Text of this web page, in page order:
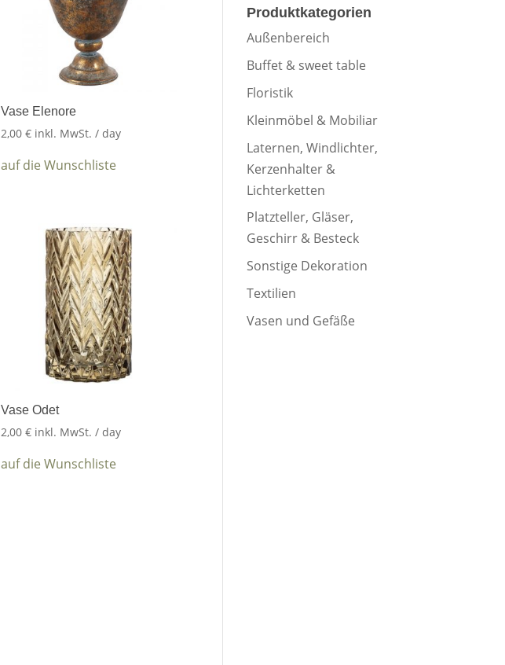
Vase Elenore
2,00 € inkl. MwSt. / day
auf die Wunschliste
Vase Odet
2,00 € inkl. MwSt. / day
auf die Wunschliste
Produktkategorien
Außenbereich
Buffet & sweet table
Floristik
Kleinmöbel & Mobiliar
Laternen, Windlichter,
Kerzenhalter &
Lichterketten
Platzteller, Gläser,
Geschirr & Besteck
Sonstige Dekoration
Textilien
Vasen und Gefäße